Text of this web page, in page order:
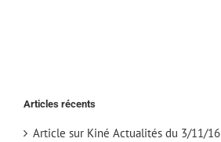
Articles récents
Article sur Kiné Actualités du 3/11/16